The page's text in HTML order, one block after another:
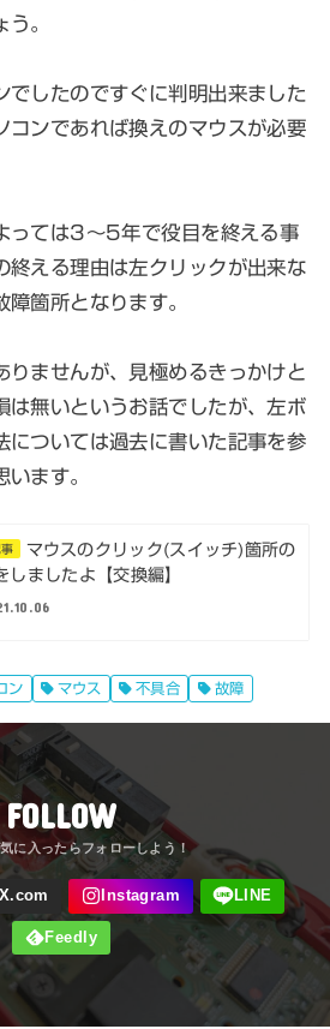
。
でしたのですぐに判明出来ました
コンであれば換えのマウスが必要
っては3～5年で役目を終える事
終える理由は左クリックが出来な
箇所となります。
りませんが、見極めるきっかけと
は無いというお話でしたが、左ボ
については過去に書いた記事を参
ます。
事
マウスのクリック(スイッチ)箇所の
しましたよ【交換編】
ン マウス 不具合 故障
FOLLOW